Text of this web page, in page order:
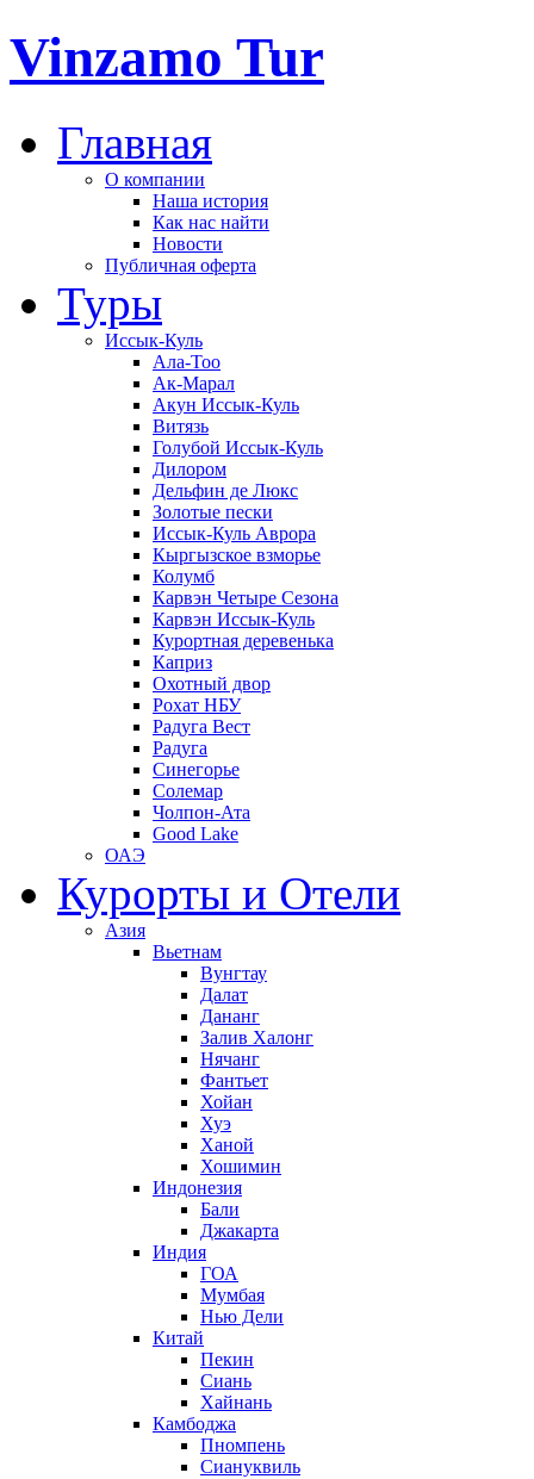
Vinzamo Tur
Главная
О компании
Наша история
Как нас найти
Новости
Публичная оферта
Туры
Иссык-Куль
Ала-Тоо
Ак-Марал
Акун Иссык-Куль
Витязь
Голубой Иссык-Куль
Дилором
Дельфин де Люкс
Золотые пески
Иссык-Куль Аврора
Кыргызское взморье
Колумб
Карвэн Четыре Сезона
Карвэн Иссык-Куль
Курортная деревенька
Каприз
Охотный двор
Рохат НБУ
Радуга Вест
Радуга
Синегорье
Солемар
Чолпон-Ата
Good Lake
ОАЭ
Курорты и Отели
Азия
Вьетнам
Вунгтау
Далат
Дананг
Залив Халонг
Нячанг
Фантьет
Хойан
Хуэ
Ханой
Хошимин
Индонезия
Бали
Джакарта
Индия
ГОА
Мумбая
Нью Дели
Китай
Пекин
Сиань
Хайнань
Камбоджа
Пномпень
Сиануквиль